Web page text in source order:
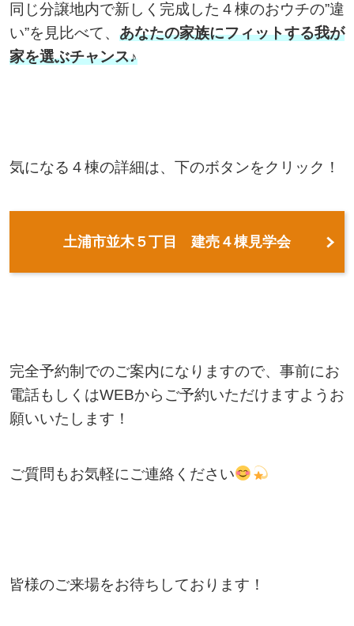
同じ分譲地内で新しく完成した４棟のおウチの”違
い”を見比べて、 あなたの家族にフィットする我が
家を選ぶチャンス♪
気になる４棟の詳細は、下のボタンをクリック！
土浦市並木５丁目 建売４棟見学会
完全予約制でのご案内になりますので、事前にお
電話もしくはWEBからご予約いただけますようお
願いいたします！
ご質問もお気軽にご連絡ください
皆様のご来場をお待ちしております！